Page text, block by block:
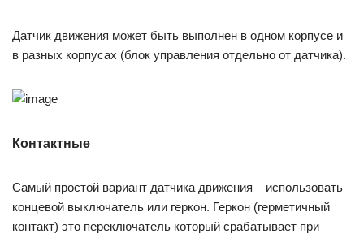
Датчик движения может быть выполнен в одном корпусе и
в разных корпусах (блок управления отдельно от датчика).
Контактные
Самый простой вариант датчика движения – использовать
концевой выключатель или геркон. Геркон (герметичный
контакт) это переключатель который срабатывает при